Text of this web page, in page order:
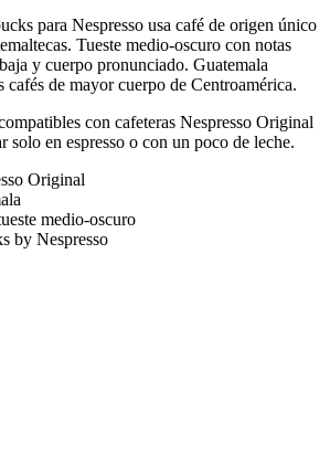
para Nespresso usa café de origen único
Tueste medio-oscuro con notas
y cuerpo pronunciado. Guatemala
cafés de mayor cuerpo de Centroamérica.
con cafeteras Nespresso Original
solo en espresso o con un poco de leche.
Original
medio-oscuro
by Nespresso